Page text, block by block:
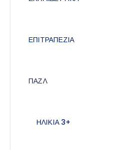
ΕΠΙΤΡΑΠΕΖΙΑ
ΠΑΖΛ
ΗΛΙΚΙΑ 3+